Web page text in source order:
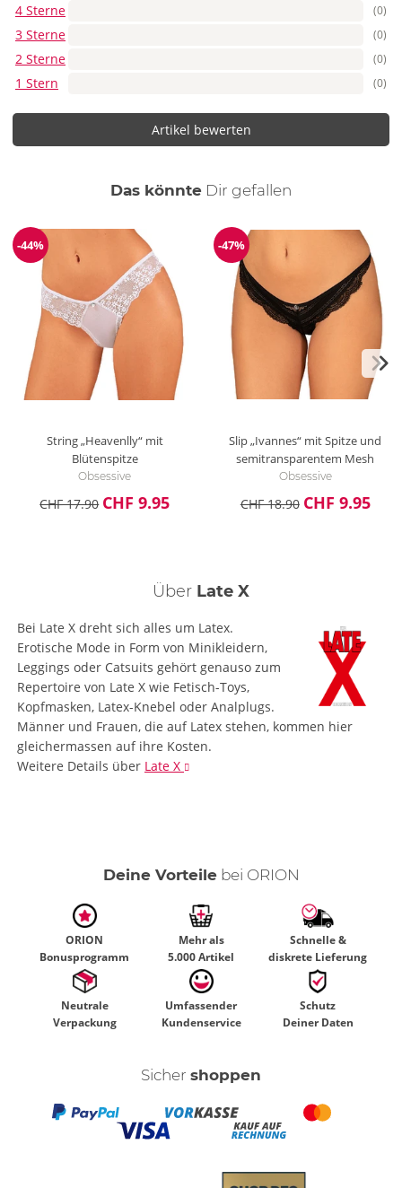
4 Sterne (0)
3 Sterne (0)
2 Sterne (0)
1 Stern (0)
Artikel bewerten
Das könnte Dir auch
gefallen
Reduzierung
-44%
String „Heavenlly“ mit
Blütenspitze
Obsessive
CHF 17.90 CHF 9.95
Reduzierung
-47%
Slip „Ivannes“ mit Spitze und
semitransparentem Mesh
Obsessive
CHF 18.90 CHF 9.95
Über Late X
Bei Late X dreht sich alles um Latex.
Erotische Mode in Form von Minikleidern,
Leggings oder Catsuits gehört genauso zum
Repertoire von Late X wie Fetisch-Toys,
Kopfmasken, Latex-Knebel oder Analplugs.
Männer und Frauen, die auf Latex stehen, kommen hier
gleichermassen auf ihre Kosten.
Weitere Details über Late X
Deine Vorteilebei ORION
ORION
Bonusprogramm
Mehr als
5.000 Artikel
Schnelle &
diskrete Lieferung
Neutrale
Verpackung
Umfassender
Kundenservice
Schutz
Deiner Daten
Sicher shoppen